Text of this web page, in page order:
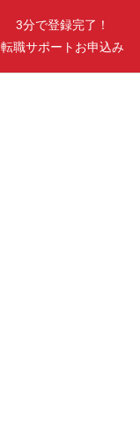
3分で登録完了！
転職サポートお申込み